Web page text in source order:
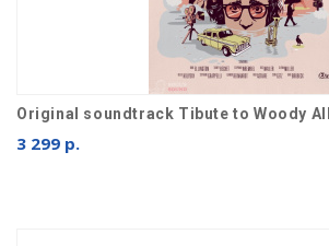
Original soundtrack Tibute to Woody
3 299 р.